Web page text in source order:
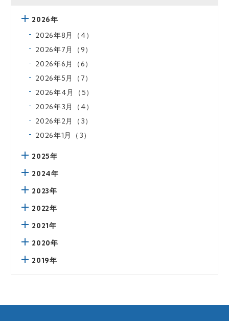
2026年
2026年8月（4）
2026年7月（9）
2026年6月（6）
2026年5月（7）
2026年4月（5）
2026年3月（4）
2026年2月（3）
2026年1月（3）
2025年
2024年
2023年
2022年
2021年
2020年
2019年